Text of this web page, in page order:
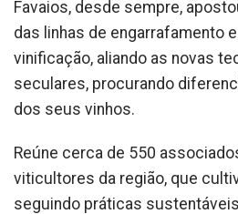
Favaios, desde sempre,
das linhas de engarrafamento
vinificação, aliando as novas
seculares, procurando
dos seus vinhos.
Reúne cerca de 550
viticultores da região, que
seguindo práticas